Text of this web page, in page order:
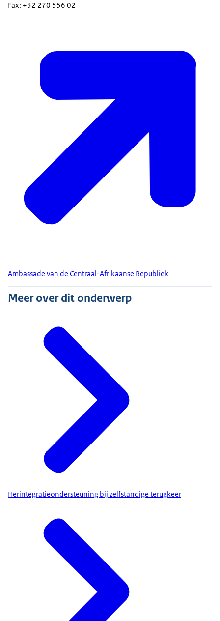
Fax: +32 270 556 02
Ambassade van de Centraal-Afrikaanse Republiek
Meer over dit onderwerp
Herintegratieondersteuning bij zelfstandige terugkeer